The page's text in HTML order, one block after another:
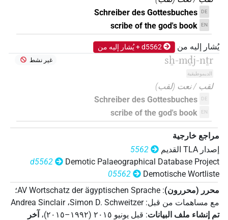
DE
Schreiber des Gottesbuches
EN
scribe of the god's book
يُشار إليه من d5562 + يُشار إليه من
sẖ-mḏj-nṯr
الديموطيقية
غير نشط
لقب / نعت (لقب)
DE
Schreiber des Gottesbuches
EN
scribe of the god's book
مراجع خارجية
إصدار‏ ‏TLA‏ القديم
5562
Demotic Palaeographical Database Project
d5562
Demotische Wortliste
05562
محرر (محررون):
AV Wortschatz der ägyptischen Sprache؛
مع مساهمات من قبل:
Simon D. Schweitzer،Andrea Sinclair
تم إنشاء ملف البيانات: قبل يونيو ۲۰۱٥ (۱۹۹۲–۲۰۱٥) ، آخر